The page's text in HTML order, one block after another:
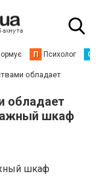
П Психолог С
обладает
обладает
шкаф
шкаф